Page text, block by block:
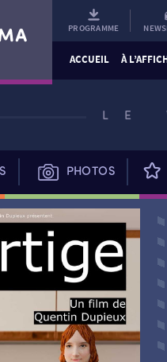
PROGRAMME
ACCUEIL À
LE
PHOTOS